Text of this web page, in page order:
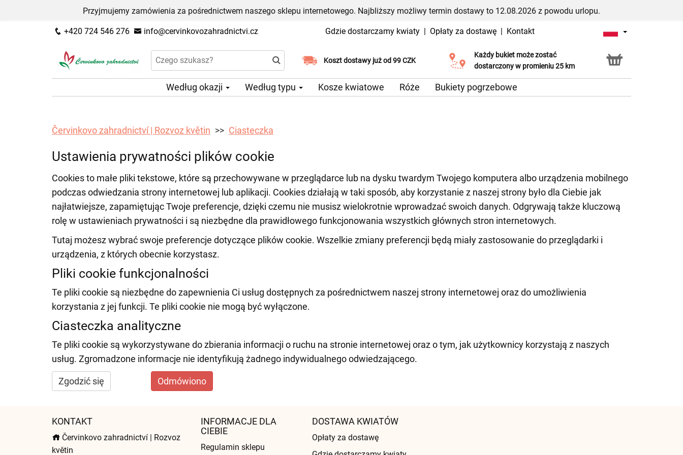
Przyjmujemy zamówienia za pośrednictwem naszego sklepu internetowego. Najbliższy możliwy termin dostawy to 12.08.2026 z powodu urlopu.
+420 724 546 276 info@cervinkovozahradnictvi.cz Gdzie dostarczamy kwiaty | Opłaty za dostawę | Kontakt
Koszt dostawy już od 99 CZK
Wybierz datę dostawy
Każdy bukiet może zostać
dostarczony w promieniu 25 km
Usługa Click & Collect
Według okazji Według typu Kosze kwiatowe Róże Bukiety pogrzebowe
Červinkovo zahradnictví | Rozvoz květin Ciasteczka
Ustawienia prywatności plików cookie
Cookies to małe pliki tekstowe, które są przechowywane w przeglądarce lub na dysku twardym Twojego komputera albo urządzenia mobilnego
podczas odwiedzania strony internetowej lub aplikacji. Cookies działają w taki sposób, aby korzystanie z naszej strony było dla Ciebie jak
najłatwiejsze, zapamiętując Twoje preferencje, dzięki czemu nie musisz wielokrotnie wprowadzać swoich danych. Odgrywają także kluczową
rolę w ustawieniach prywatności i są niezbędne dla prawidłowego funkcjonowania wszystkich głównych stron internetowych.
Tutaj możesz wybrać swoje preferencje dotyczące plików cookie. Wszelkie zmiany preferencji będą miały zastosowanie do przeglądarki i
urządzenia, z których obecnie korzystasz.
Pliki cookie funkcjonalności
Te pliki cookie są niezbędne do zapewnienia Ci usług dostępnych za pośrednictwem naszej strony internetowej oraz do umożliwienia
korzystania z jej funkcji. Te pliki cookie nie mogą być wyłączone.
Ciasteczka analityczne
Te pliki cookie są wykorzystywane do zbierania informacji o ruchu na stronie internetowej oraz o tym, jak użytkownicy korzystają z naszych
usług. Zgromadzone informacje nie identyfikują żadnego indywidualnego odwiedzającego.
Zgodzić się Odmówiono
KONTAKT
Červinkovo zahradnictví | Rozvoz
květin
INFORMACJE DLA
CIEBIE
Regulamin sklepu
DOSTAWA KWIATÓW
Opłaty za dostawę